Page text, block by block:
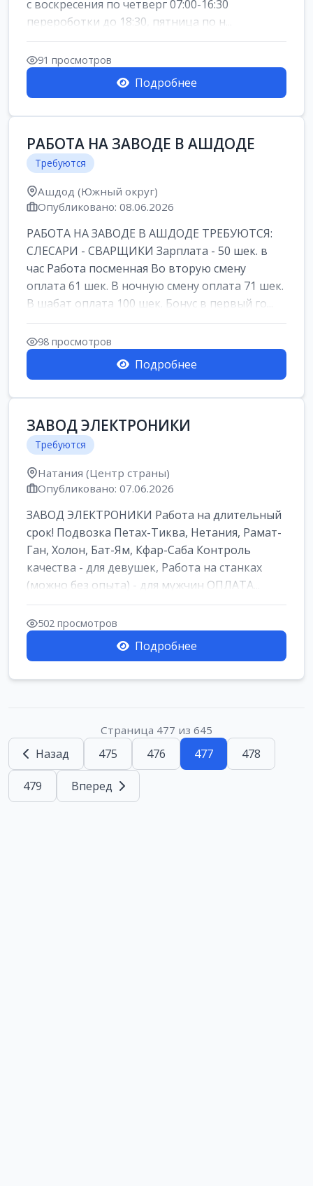
с воскресения по четверг 07:00-16:30
перероботки до 18:30, пятница по н...
91 просмотров
Подробнее
РАБОТА НА ЗАВОДЕ В АШДОДЕ
Требуются
Ашдод (Южный округ)
Опубликовано: 08.06.2026
РАБОТА НА ЗАВОДЕ В АШДОДЕ ТРЕБУЮТСЯ:
СЛЕСАРИ - СВАРЩИКИ Зарплата - 50 шек. в
час Работа посменная Во вторую смену
оплата 61 шек. В ночную смену оплата 71 шек.
В шабат оплата 100 шек. Бонус в первый го...
98 просмотров
Подробнее
ЗАВОД ЭЛЕКТРОНИКИ
Требуются
Натания (Центр страны)
Опубликовано: 07.06.2026
ЗАВОД ЭЛЕКТРОНИКИ Работа на длительный
срок! Подвозка Петах-Тиква, Нетания, Рамат-
Ган, Холон, Бат-Ям, Кфар-Саба Контроль
качества - для девушек, Работа на станках
(можно без опыта) - для мужчин ОПЛАТА...
502 просмотров
Подробнее
Страница 477 из 645
Назад 475 476 477 478
479 Вперед